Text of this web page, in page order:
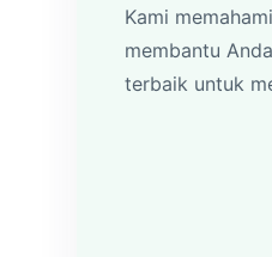
Kami
membantu
terbaik untuk